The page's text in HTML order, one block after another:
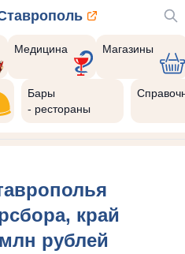
Медицина Магазины
Бары
- рестораны
край
рублей